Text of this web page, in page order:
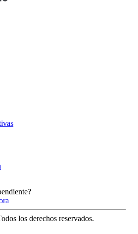
los derechos reservados.